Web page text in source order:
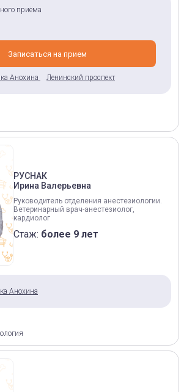
приёма
Записаться на прием
Анохина Ленинский проспект
РУСНАК
Ирина Валерьевна
Руководитель отделения анестезиологии.
Ветеринарный врач-анестезиолог,
кардиолог
Стаж: более 9 лет
Анохина